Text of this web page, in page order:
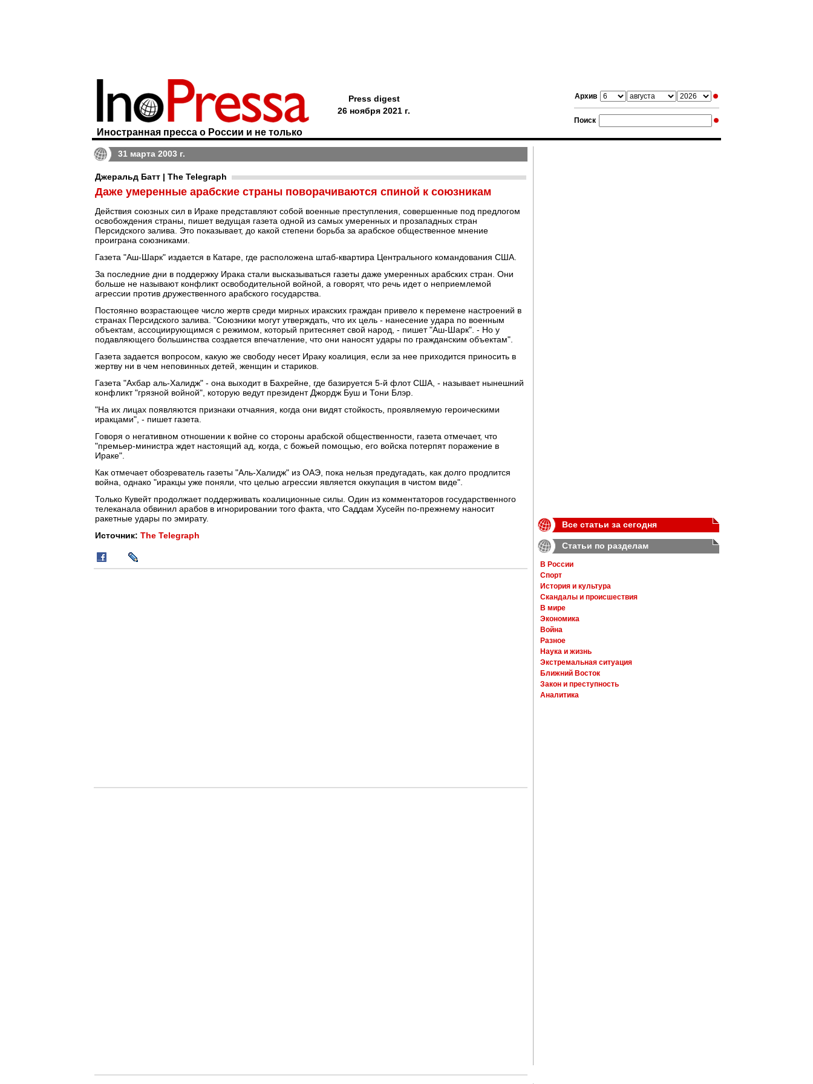
Архив
Поиск
Иностранная пресса о России и не только
Press digest
26 ноября 2021 г.
31 марта 2003 г.
Джеральд Батт | The Telegraph
Даже умеренные арабские страны поворачиваются спиной к союзникам
Действия союзных сил в Ираке представляют собой военные преступления, совершенные под предлогом
освобождения страны, пишет ведущая газета одной из самых умеренных и прозападных стран
Персидского залива. Это показывает, до какой степени борьба за арабское общественное мнение
проиграна союзниками.
Газета "Аш-Шарк" издается в Катаре, где расположена штаб-квартира Центрального командования США.
За последние дни в поддержку Ирака стали высказываться газеты даже умеренных арабских стран. Они
больше не называют конфликт освободительной войной, а говорят, что речь идет о неприемлемой
агрессии против дружественного арабского государства.
Постоянно возрастающее число жертв среди мирных иракских граждан привело к перемене настроений в
странах Персидского залива. "Союзники могут утверждать, что их цель - нанесение удара по военным
объектам, ассоциирующимся с режимом, который притесняет свой народ, - пишет "Аш-Шарк". - Но у
подавляющего большинства создается впечатление, что они наносят удары по гражданским объектам".
Газета задается вопросом, какую же свободу несет Ираку коалиция, если за нее приходится приносить в
жертву ни в чем неповинных детей, женщин и стариков.
Газета "Ахбар аль-Халидж" - она выходит в Бахрейне, где базируется 5-й флот США, - называет нынешний
конфликт "грязной войной", которую ведут президент Джордж Буш и Тони Блэр.
"На их лицах появляются признаки отчаяния, когда они видят стойкость, проявляемую героическими
иракцами", - пишет газета.
Говоря о негативном отношении к войне со стороны арабской общественности, газета отмечает, что
"премьер-министра ждет настоящий ад, когда, с божьей помощью, его войска потерпят поражение в
Ираке".
Как отмечает обозреватель газеты "Аль-Халидж" из ОАЭ, пока нельзя предугадать, как долго продлится
война, однако "иракцы уже поняли, что целью агрессии является оккупация в чистом виде".
Только Кувейт продолжает поддерживать коалиционные силы. Один из комментаторов государственного
телеканала обвинил арабов в игнорировании того факта, что Саддам Хусейн по-прежнему наносит
ракетные удары по эмирату.
Источник: The Telegraph
Все статьи за сегодня
Статьи по разделам
В России
Спорт
История и культура
Скандалы и происшествия
В мире
Экономика
Война
Разное
Наука и жизнь
Экстремальная ситуация
Ближний Восток
Закон и преступность
Аналитика